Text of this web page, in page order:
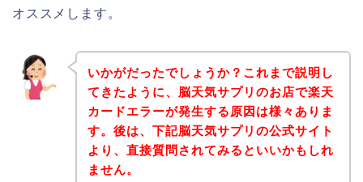
オススメします。
いかがだったでしょうか？これまで説明し
てきたように、脳天気サプリのお店で楽天
カードエラーが発生する原因は様々ありま
す。後は、下記脳天気サプリの公式サイト
より、直接質問されてみるといいかもしれ
ません。